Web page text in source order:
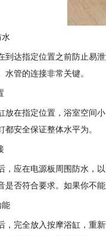
到达指定位置之前防止易
水管的连接非常关键。
放在指定位置，浴室空间
都安全保证整体水平为。
，应在电源板周围防水，
是否符合要求。如果你不能
能
，完全放入按摩浴缸，重